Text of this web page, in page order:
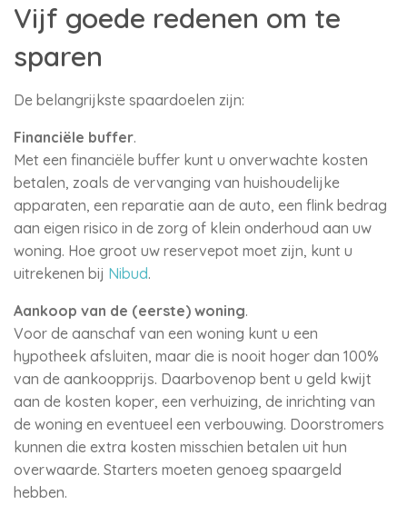
Vijf goede redenen om te
sparen
De belangrijkste spaardoelen zijn:
Financiële buffer.
Met een financiële buffer kunt u onverwachte kosten
betalen, zoals de vervanging van huishoudelijke
apparaten, een reparatie aan de auto, een flink bedrag
aan eigen risico in de zorg of klein onderhoud aan uw
woning. Hoe groot uw reservepot moet zijn, kunt u
uitrekenen bij Nibud.
Aankoop van de (eerste) woning.
Voor de aanschaf van een woning kunt u een
hypotheek afsluiten, maar die is nooit hoger dan 100%
van de aankoopprijs. Daarbovenop bent u geld kwijt
aan de kosten koper, een verhuizing, de inrichting van
de woning en eventueel een verbouwing. Doorstromers
kunnen die extra kosten misschien betalen uit hun
overwaarde. Starters moeten genoeg spaargeld
hebben.